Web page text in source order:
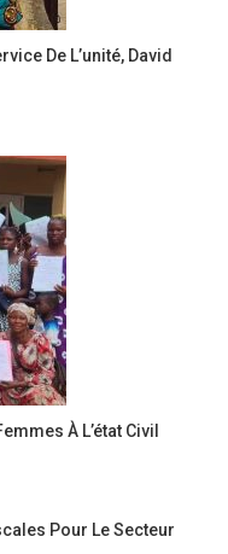
De L’unité, David
À L’état Civil
Pour Le Secteur